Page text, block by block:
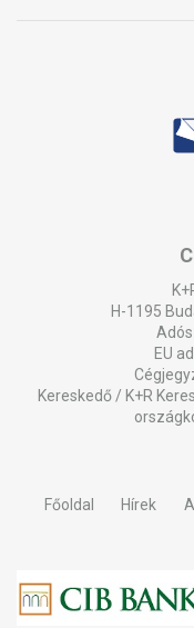
H-1195
EU
Kereskedő / K+R
Főoldal Hírek